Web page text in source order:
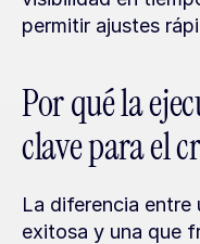
permitir ajustes
Por qué la
clave para el
La diferencia entre
exitosa y una que